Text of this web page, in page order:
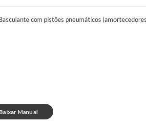
dos produtos por escadas, guinchos, içamentos
com pistões pneumáticos
Manual